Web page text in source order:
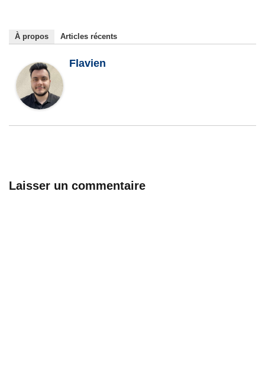
À propos Articles récents
Flavien
Laisser un commentaire